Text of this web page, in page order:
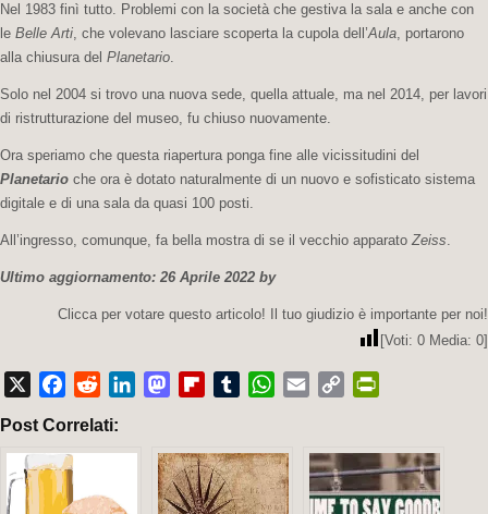
Nel 1983 finì tutto. Problemi con la società che gestiva la sala e anche con
le Belle Arti, che volevano lasciare scoperta la cupola dell’Aula, portarono
alla chiusura del Planetario.
Solo nel 2004 si trovo una nuova sede, quella attuale, ma nel 2014, per lavori
di ristrutturazione del museo, fu chiuso nuovamente.
Ora speriamo che questa riapertura ponga fine alle vicissitudini del
Planetario che ora è dotato naturalmente di un nuovo e sofisticato sistema
digitale e di una sala da quasi 100 posti.
All’ingresso, comunque, fa bella mostra di se il vecchio apparato Zeiss.
Ultimo aggiornamento: 26 Aprile 2022 by
Clicca per votare questo articolo! Il tuo giudizio è importante per noi!
[Voti: 0 Media: 0]
Post Correlati: